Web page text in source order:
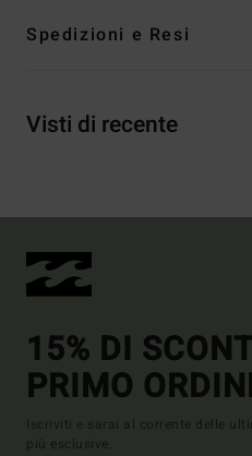
Spedizioni e Resi
Visti di recente
15% DI
PRIMO
Iscriviti e sarai al corrente delle
più esclusive.